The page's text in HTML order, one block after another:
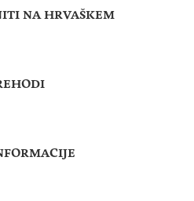
NA HRVAŠKEM